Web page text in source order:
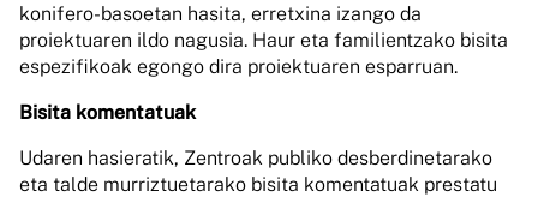
konifero-basoetan hasita, erretxina izango da
proiektuaren ildo nagusia. Haur eta familientzako bisita
espezifikoak egongo dira proiektuaren esparruan.
Bisita komentatuak
Udaren hasieratik, Zentroak publiko desberdinetarako
eta talde murriztuetarako bisita komentatuak prestatu